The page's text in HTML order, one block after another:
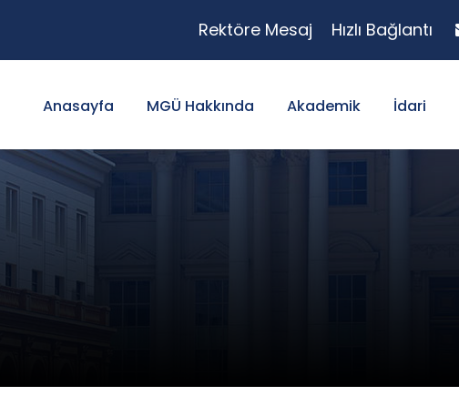
Rektöre Mesaj Hızlı Bağlantı
Anasayfa MGÜ Hakkında Akademik İdari